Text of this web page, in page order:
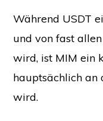
Während USDT
und von fast
wird, ist MIM ein
hauptsächlich an
wird.